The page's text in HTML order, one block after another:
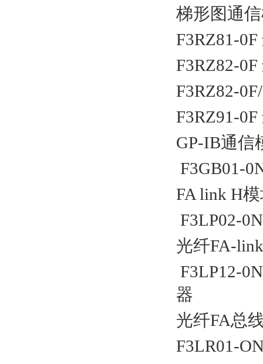
梯形图通
F3RZ81-0F
F3RZ82-0F
F3RZ82-
F3RZ91-0F
GP-IB通信
F3GB01-
FA link H
F3LP02-
光纤FA-
F3LP12-
器
光纤FA总
F3LR01-